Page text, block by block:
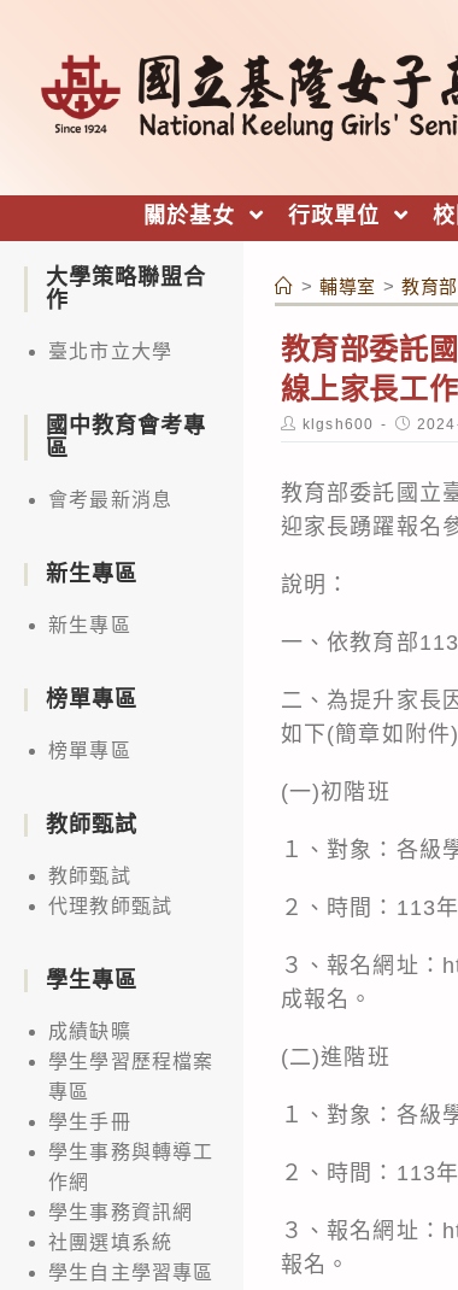
關於基女 行政單位
> 輔導室 > 教育
教育部委託
線上家長工作
Post
author:
klgsh600
Post
教育部委託國立
迎家長踴躍報名
說明：
一、依教育部
二、為提升家長
如下(簡章如附件)
(一)初階班
１、對象：各級
２、時間：113
３、報名網址
成報名。
(二)進階班
１、對象：各級
２、時間：113
３、報名網址
報名。
大學策略聯盟合
作
臺北市立大學
國中教育會考專
區
會考最新消息
新生專區
新生專區
榜單專區
榜單專區
教師甄試
教師甄試
代理教師甄試
學生專區
成績缺曠
學生學習歷程檔案
專區
學生手冊
學生事務與轉導工
作網
學生事務資訊網
社團選填系統
學生自主學習專區